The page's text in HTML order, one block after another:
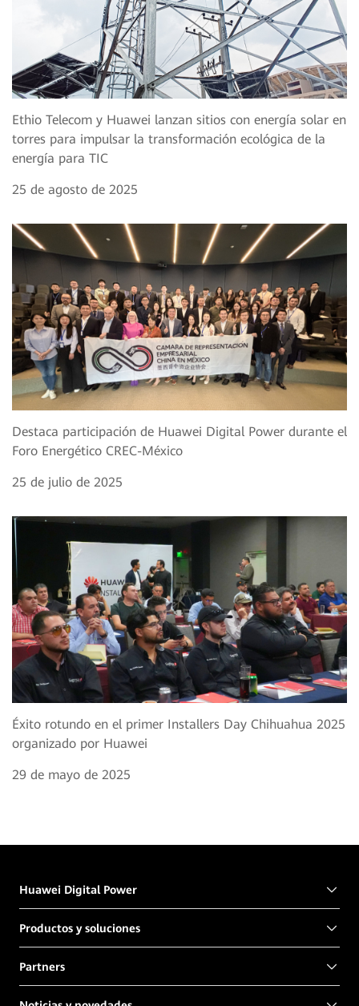
Ethio Telecom y Huawei lanzan sitios con energía solar en
torres para impulsar la transformación ecológica de la
energía para TIC
25 de agosto de 2025
Destaca participación de Huawei Digital Power durante el
Foro Energético CREC-México
25 de julio de 2025
Éxito rotundo en el primer Installers Day Chihuahua 2025
organizado por Huawei
29 de mayo de 2025
Huawei Digital Power
Productos y soluciones
Partners